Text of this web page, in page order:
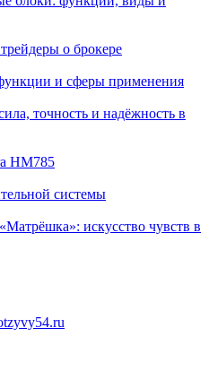
о брокере
и сферы применения
точность и надёжность в
HM785
системы
искусство чувств в